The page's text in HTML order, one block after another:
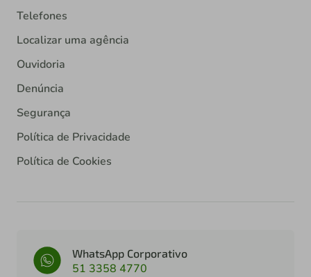
Telefones
Localizar uma agência
Ouvidoria
Denúncia
Segurança
Política de Privacidade
Política de Cookies
WhatsApp Corporativo
51 3358 4770